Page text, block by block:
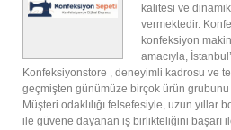
kalitesi ve
vermektedir.
konfeksiyon
amacıyla,
Konfeksiyonstore , deneyimli kadrosu ve
geçmişten günümüze birçok ürün grubunu
Müşteri odaklılığı felsefesiyle, uzun yıllar
ile güvene dayanan iş birlikteliğini başarı